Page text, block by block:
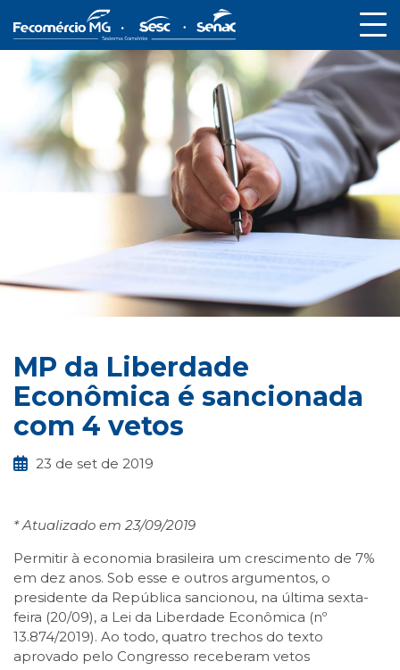
MP da Liberdade
Econômica é sancionada
com 4 vetos
23 de set de 2019
* Atualizado em 23/09/2019
Permitir à economia brasileira um crescimento de 7%
em dez anos. Sob esse e outros argumentos, o
presidente da República sancionou, na última sexta-
feira (20/09), a Lei da Liberdade Econômica (nº
13.874/2019). Ao todo, quatro trechos do texto
aprovado pelo Congresso receberam vetos